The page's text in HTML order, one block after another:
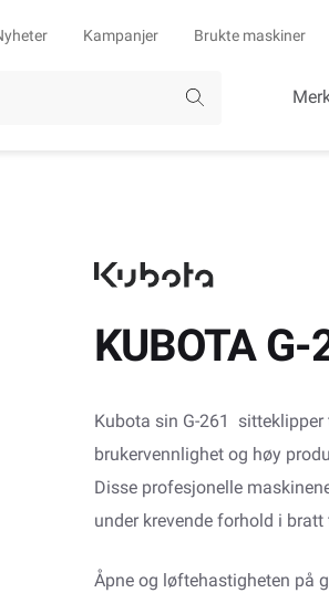
Kampanjer Brukte maskiner
KUBOTA G-
Kubota sin G-261
brukervennlighet og høy
Disse profesjonelle
under krevende forhold i bratt
Åpne og løftehastigheten på